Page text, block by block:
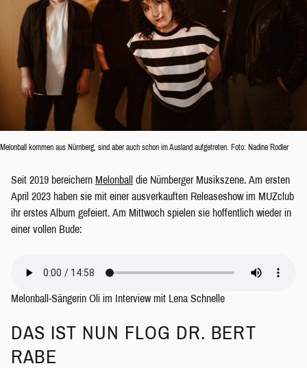
Melonball kommen aus Nürnberg, sind aber auch schon im Ausland aufgetreten. Foto: Nadine Rodler
Seit 2019 bereichern Melonball die Nürnberger Musikszene. Am ersten
April 2023 haben sie mit einer ausverkauften Releaseshow im MUZclub
ihr erstes Album gefeiert. Am Mittwoch spielen sie hoffentlich wieder in
einer vollen Bude:
Melonball-Sängerin Oli im Interview mit Lena Schnelle
DAS IST NUN FLOG DR. BERT
RABE